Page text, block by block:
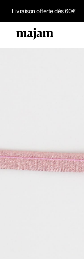
Livraison offerte dès 60€